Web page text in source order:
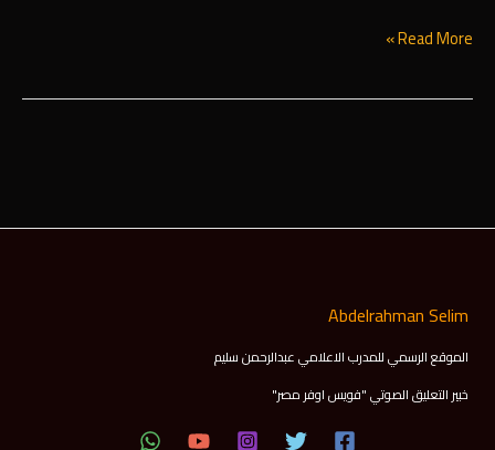
Read More »
Abdelrahman Selim
الموقع الرسمي للمدرب الاعلامي عبدالرحمن سليم
خبير التعليق الصوتي "فويس اوفر مصر"